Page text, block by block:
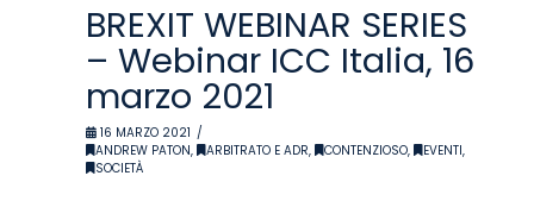
BREXIT WEBINAR SERIES
– Webinar ICC Italia, 16
marzo 2021
16 MARZO 2021
ANDREW PATON, ARBITRATO E ADR, CONTENZIOSO, EVENTI,
SOCIETÀ